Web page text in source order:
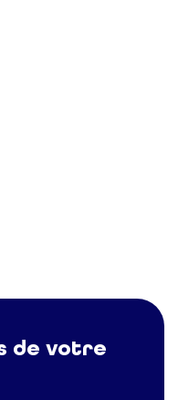
de votre